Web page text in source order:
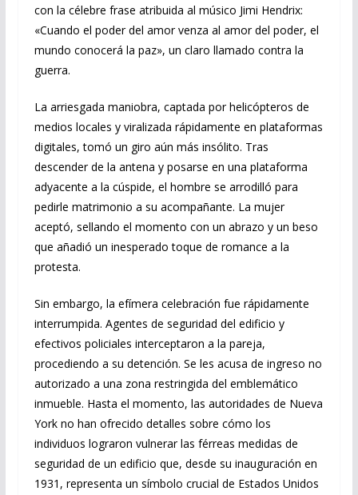
con la célebre frase atribuida al músico Jimi Hendrix:
«Cuando el poder del amor venza al amor del poder, el
mundo conocerá la paz», un claro llamado contra la
guerra.
La arriesgada maniobra, captada por helicópteros de
medios locales y viralizada rápidamente en plataformas
digitales, tomó un giro aún más insólito. Tras
descender de la antena y posarse en una plataforma
adyacente a la cúspide, el hombre se arrodilló para
pedirle matrimonio a su acompañante. La mujer
aceptó, sellando el momento con un abrazo y un beso
que añadió un inesperado toque de romance a la
protesta.
Sin embargo, la efímera celebración fue rápidamente
interrumpida. Agentes de seguridad del edificio y
efectivos policiales interceptaron a la pareja,
procediendo a su detención. Se les acusa de ingreso no
autorizado a una zona restringida del emblemático
inmueble. Hasta el momento, las autoridades de Nueva
York no han ofrecido detalles sobre cómo los
individuos lograron vulnerar las férreas medidas de
seguridad de un edificio que, desde su inauguración en
1931, representa un símbolo crucial de Estados Unidos